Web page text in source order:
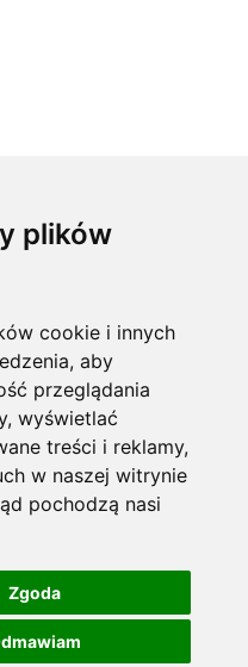
plików
cookie i innych
aby
przeglądania
wyświetlać
treści i reklamy,
w naszej witrynie
pochodzą nasi
Zgoda
x